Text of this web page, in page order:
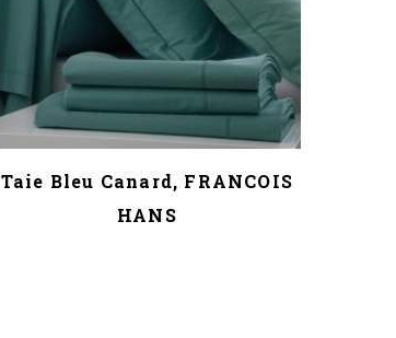
Taie Bleu Canard, FRANCOIS
HANS